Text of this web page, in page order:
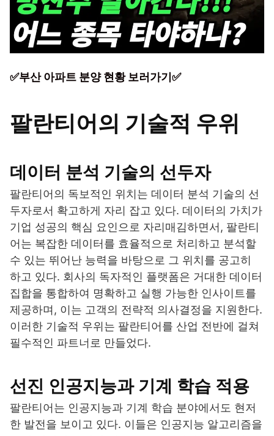
✅부산 아파트 분양 현황 보러가기✅
팔란티어의 기술적 우위
데이터 분석 기술의 선두자
팔란티어의 독보적인 위치는 데이터 분석 기술의 선
두자로서 확고하게 자리 잡고 있다. 데이터의 가치가
기업 성공의 핵심 요인으로 자리매김하면서, 팔란티
어는 복잡한 데이터를 효율적으로 처리하고 분석할
수 있는 뛰어난 능력을 바탕으로 그 위치를 공고히
하고 있다. 회사의 독자적인 플랫폼은 거대한 데이터
집합을 통합하여 명확하고 실행 가능한 인사이트를
제공하며, 이는 고객의 전략적 의사결정을 지원한다.
이러한 기술적 우위는 팔란티어를 산업 전반에 걸쳐
필수적인 파트너로 만들었다.
선진 인공지능과 기계 학습 적용
팔란티어는 인공지능과 기계 학습 분야에서도 현저
한 발전을 보이고 있다. 이들은 인공지능 알고리즘을